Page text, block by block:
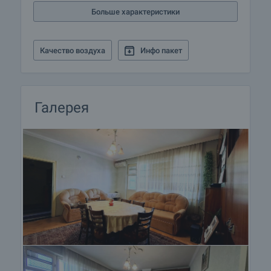
Больше характеристики
Качество воздуха Инфо пакет
Галерея